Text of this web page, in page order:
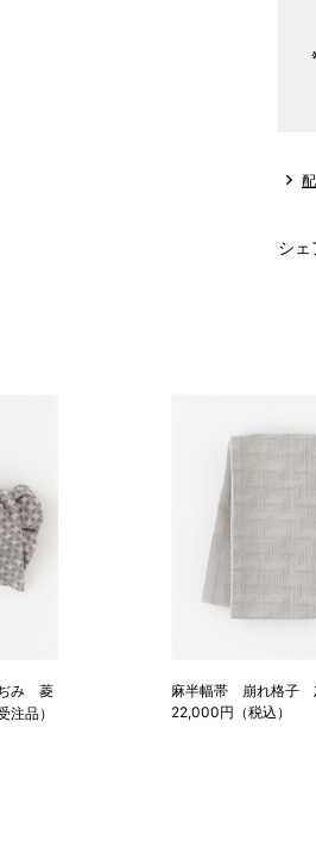
シェ
み 菱
品）
麻半幅帯 崩れ格子
22,000円（税込）